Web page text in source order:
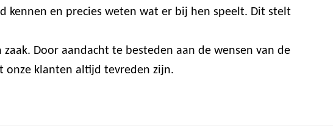
kennen en precies weten wat er bij hen speelt. Dit stelt
Door aandacht te besteden aan de wensen van de
onze klanten altijd tevreden zijn.